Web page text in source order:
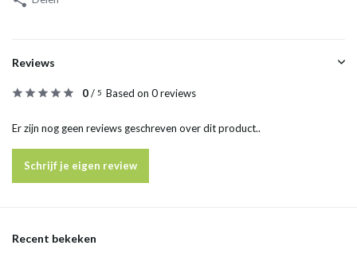
Reviews
0/ 5 Based on 0 reviews
Er zijn nog geen reviews geschreven over dit product..
Schrijf je eigen review
Recent bekeken